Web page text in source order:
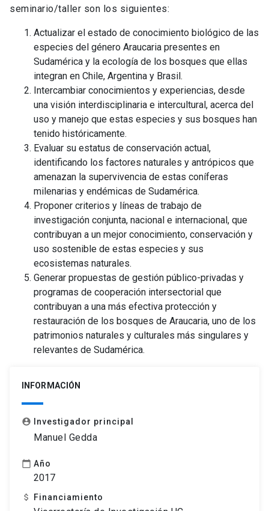
seminario/taller son los siguientes:
Actualizar el estado de conocimiento biológico de las
especies del género Araucaria presentes en
Sudamérica y la ecología de los bosques que ellas
integran en Chile, Argentina y Brasil.
Intercambiar conocimientos y experiencias, desde
una visión interdisciplinaria e intercultural, acerca del
uso y manejo que estas especies y sus bosques han
tenido históricamente.
Evaluar su estatus de conservación actual,
identificando los factores naturales y antrópicos que
amenazan la supervivencia de estas coníferas
milenarias y endémicas de Sudamérica.
Proponer criterios y líneas de trabajo de
investigación conjunta, nacional e internacional, que
contribuyan a un mejor conocimiento, conservación y
uso sostenible de estas especies y sus
ecosistemas naturales.
Generar propuestas de gestión público-privadas y
programas de cooperación intersectorial que
contribuyan a una más efectiva protección y
restauración de los bosques de Araucaria, uno de los
patrimonios naturales y culturales más singulares y
relevantes de Sudamérica.
INFORMACIÓN
account_circle Investigador principal
Manuel Gedda
calendar_today Año
2017
attach_money Financiamiento